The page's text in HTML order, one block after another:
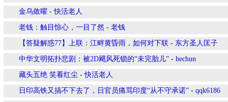
金乌敛曜 -快活老人
老钱：触目惊心，一目了然 - 老钱
【答疑解惑77】上联：江畔黄昏雨，如何对下联 - 东方圣人匡子
中华文明拓扑悲剧：被2D飓风死锁的“未完胎儿” - hechun
藏头五绝 笑看红尘 -快活老人
日印高铁又搞不下去了，日官员痛骂印度“从不守承诺” - qqk6186